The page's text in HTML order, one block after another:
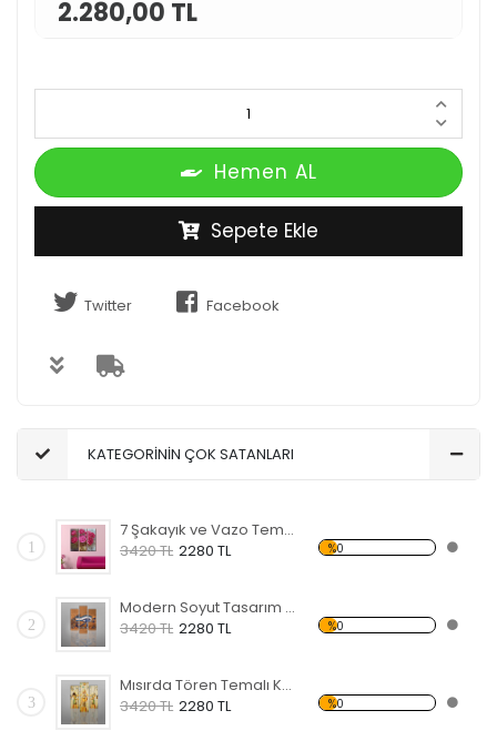
2.280,00 TL
Hemen AL
Sepete Ekle
Twitter Facebook
KATEGORİNİN ÇOK SATANLARI
1
7 Şakayık ve Vazo Temalı Kanvas Tablo
3420 TL 2280 TL %0
2
Modern Soyut Tasarım 35 Kanvas Tablo
3420 TL 2280 TL %0
3
Mısırda Tören Temalı Kanvas Tablo
3420 TL 2280 TL %0